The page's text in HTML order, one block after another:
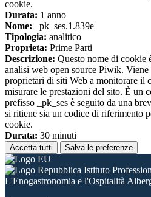
cookie.
Durata: 1 anno
Nome: _pk_ses.1.839e
Tipologia: analitico
Proprieta: Prime Parti
Descrizione: Questo nome di cookie
analisi web open source Piwik.
proprietari di siti Web a monitorare il
misurare le prestazioni del sito. È un
prefisso _pk_ses è seguito da una
si ritiene sia un codice di riferimento
cookie.
Durata: 30 minuti
Accetta tutti Salva le preferenze
Istituto
L'Enogastronomia e l'Ospitalità